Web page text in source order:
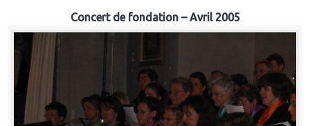
Concert de fondation – Avril 2005